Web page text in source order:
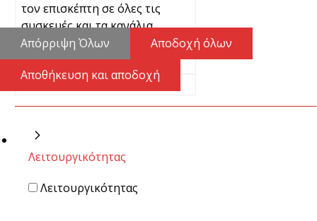
τον επισκέπτη σε όλες τις
συσκευές και τα κανάλια
μάρκετινγκ.
Μόνιμα
Pixel
Λειτουργικότητας
Λειτουργικότητας
Απόρριψη Όλων Αποδοχή όλων
Αποθήκευση και αποδοχή